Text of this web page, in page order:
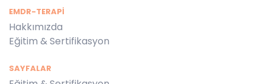
EMDR-TERAPİ
Hakkımızda
Eğitim & Sertifikasyon
SAYFALAR